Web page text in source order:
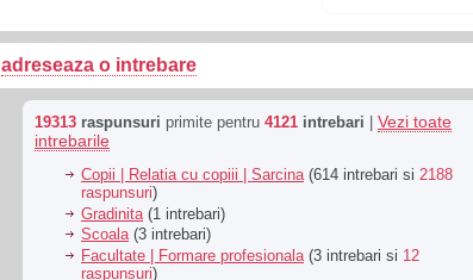
adreseaza o intrebare
19313 raspunsuri primite pentru 4121 intrebari
Vezi toate
intrebarile
Copii | Relatia cu copiii | Sarcina(614 intrebari si 2188
raspunsuri)
Gradinita (1 intrebari)
Scoala(3 intrebari)
Facultate | Formare profesionala (3 intrebari si 12
raspunsuri)